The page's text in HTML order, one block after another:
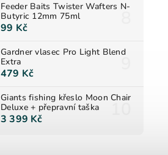
Feeder Baits Twister Wafters N-
Butyric 12mm 75ml
99 Kč
Gardner vlasec Pro Light Blend
Extra
479 Kč
Giants fishing křeslo Moon Chair
Deluxe + přepravní taška
3 399 Kč